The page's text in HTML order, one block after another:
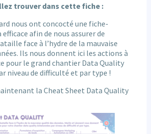
trouver dans cette fiche :
nous ont concocté une fiche-
afin de nous assurer de
face à l’hydre de la mauvaise
Ils nous donnent ici les actions à
pour le grand chantier Data Quality
niveau de difficulté et par type !
la Cheat Sheet Data Quality